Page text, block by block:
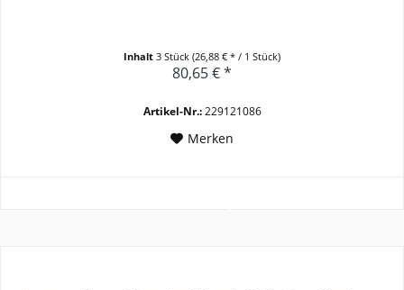
Inhalt3 Stück(26,88 € * / 1 Stück)
80,65 € *
Artikel-Nr.:229121086
Merken